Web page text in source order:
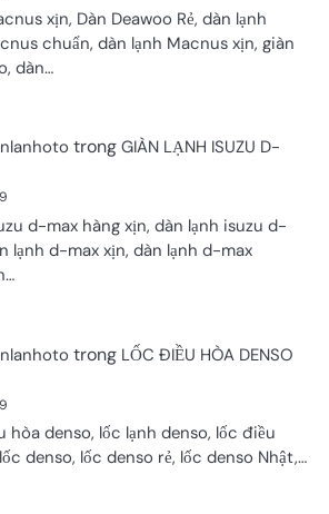
xịn, Dàn Deawoo Rẻ, dàn lạnh
chuẩn, dàn lạnh Macnus xịn, giàn
dàn…
trong GIÀN LẠNH ISUZU D-
d-max hàng xịn, dàn lạnh isuzu d-
lạnh d-max xịn, dàn lạnh d-max
trong LỐC ĐIỀU HÒA DENSO
hòa denso, lốc lạnh denso, lốc điều
denso, lốc denso rẻ, lốc denso Nhật,…